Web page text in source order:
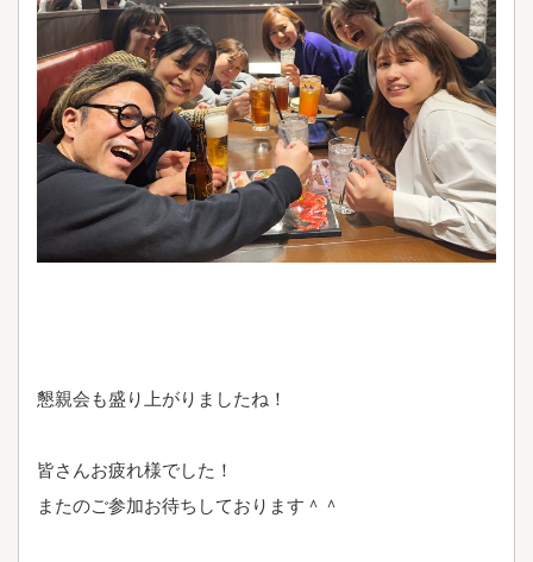
懇親会も盛り上がりましたね！
皆さんお疲れ様でした！
またのご参加お待ちしております＾＾